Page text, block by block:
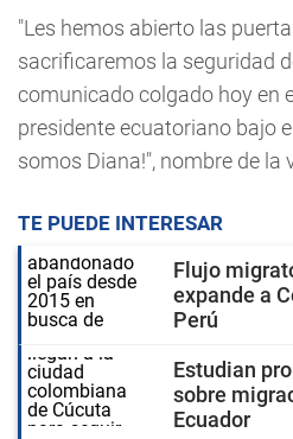
"Les hemos abierto las
sacrificaremos la seguridad
comunicado colgado hoy en
presidente ecuatoriano bajo
somos Diana!", nombre de
TE PUEDE INTERESAR
Flujo
expande a
Perú
Estudian
sobre
Ecuador